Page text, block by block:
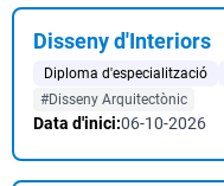
Disseny d'Interiors
Diploma d'especialització
#Disseny Arquitectònic
Data d'inici:06-10-2026